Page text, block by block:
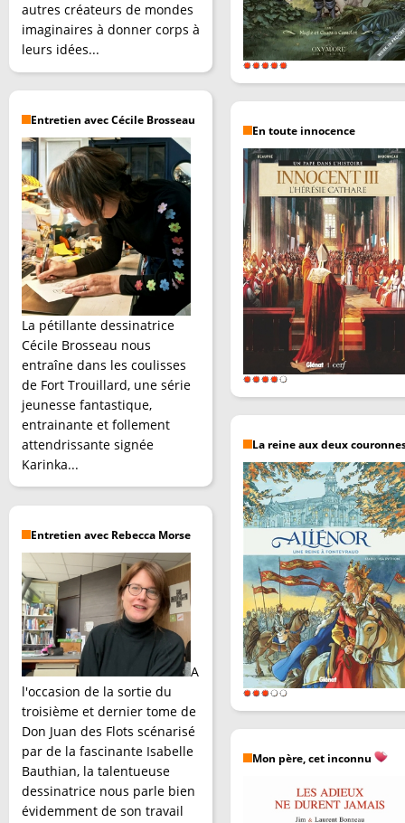
autres créateurs de mondes
imaginaires à donner corps à
leurs idées...
Entretien avec Cécile Brosseau
La pétillante dessinatrice
Cécile Brosseau nous
entraîne dans les coulisses
de Fort Trouillard, une série
jeunesse fantastique,
entrainante et follement
attendrissante signée
Karinka...
Entretien avec Rebecca Morse
A
l'occasion de la sortie du
troisième et dernier tome de
Don Juan des Flots scénarisé
par de la fascinante Isabelle
Bauthian, la talentueuse
dessinatrice nous parle bien
évidemment de son travail
En toute innocence
La reine aux deux
Mon père, cet inconnu